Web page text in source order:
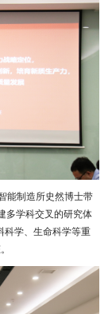
能制造所史然博士带
多学科交叉的研究体
科学、生命科学等重